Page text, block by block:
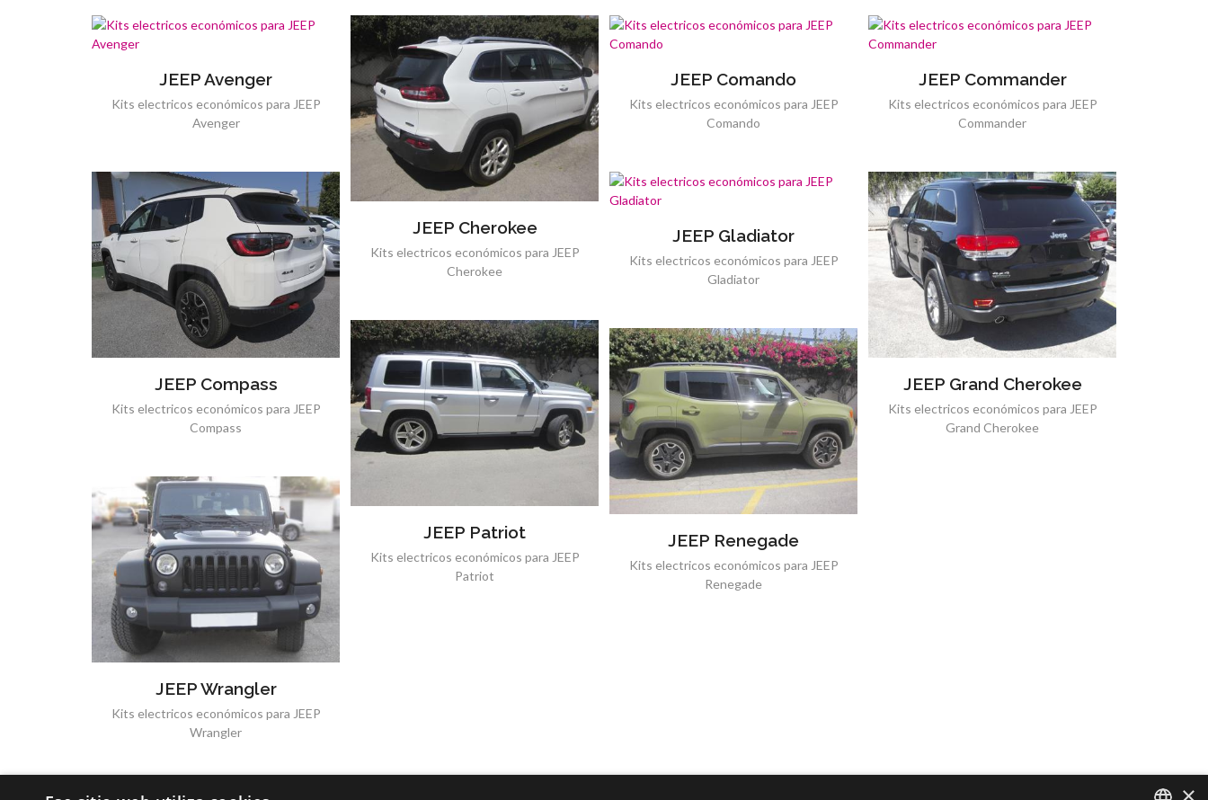
JEEP Avenger
Kits electricos económicos para JEEP
Avenger
JEEP Cherokee
Kits electricos económicos para JEEP
Cherokee
JEEP Comando
Kits electricos económicos para JEEP
Comando
JEEP Commander
Kits electricos económicos para JEEP
Commander
JEEP Compass
Kits electricos económicos para JEEP
Compass
JEEP Gladiator
Kits electricos económicos para JEEP
Gladiator
JEEP Grand Cherokee
Kits electricos económicos para JEEP
Grand Cherokee
JEEP Patriot
Kits electricos económicos para JEEP
Patriot
JEEP Renegade
Kits electricos económicos para JEEP
Renegade
JEEP Wrangler
Kits electricos económicos para JEEP
Wrangler